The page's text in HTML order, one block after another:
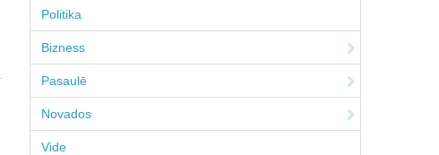
Politika
Bizness
Pasaulē
Novados
Vide